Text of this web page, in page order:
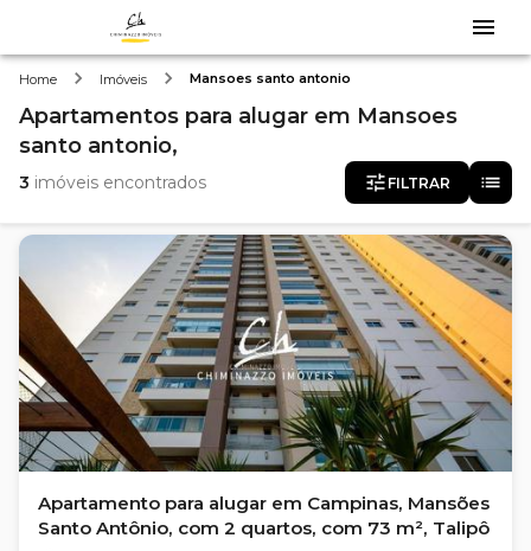
Home Imóveis Mansoes santo antonio
Apartamentos para alugar em Mansoes
santo antonio,
3 imóveis encontrados FILTRAR
Apartamento para alugar em Campinas, Mansões
Santo Antônio, com 2 quartos, com 73 m², Talipô